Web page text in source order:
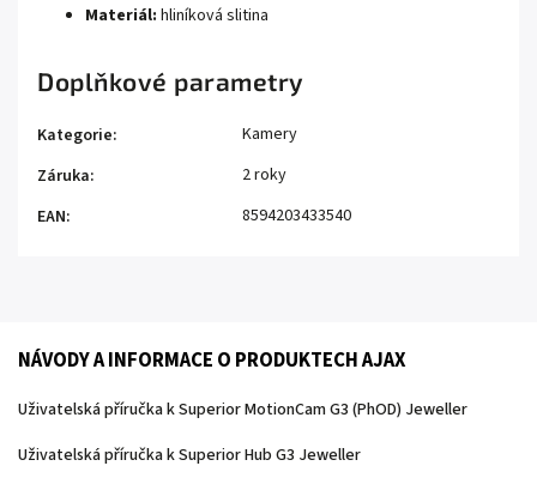
Materiál: hliníková slitina
Doplňkové parametry
Kategorie:
Kamery
Záruka:
2 roky
EAN: 8594203433540
NÁVODY A INFORMACE O PRODUKTECH AJAX
Uživatelská příručka k Superior MotionCam G3 (PhOD) Jeweller
Uživatelská příručka k Superior Hub G3 Jeweller